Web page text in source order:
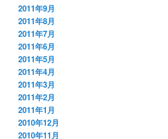
2011年9月
2011年8月
2011年7月
2011年6月
2011年5月
2011年4月
2011年3月
2011年2月
2011年1月
2010年12月
2010年11月